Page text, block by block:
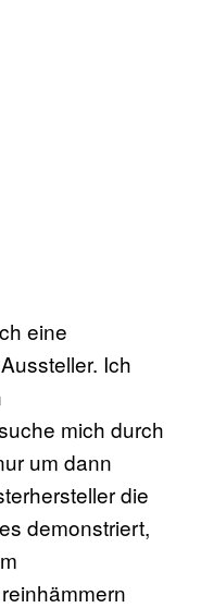
eine
Ich
mich durch
um dann
die
demonstriert,